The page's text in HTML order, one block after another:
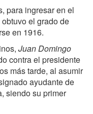
para ingresar en el
el grado de
en 1916.
Juan Domingo
contra el presidente
más tarde, al asumir
ayudante de
siendo su primer